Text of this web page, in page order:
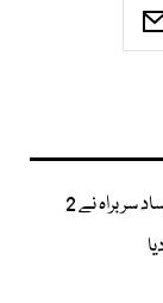
ایران رجیم چینج میں ناکامی؛ موساد سربراہ نے 2